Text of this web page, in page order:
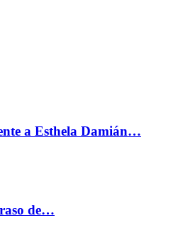
a Esthela Damián…
de…